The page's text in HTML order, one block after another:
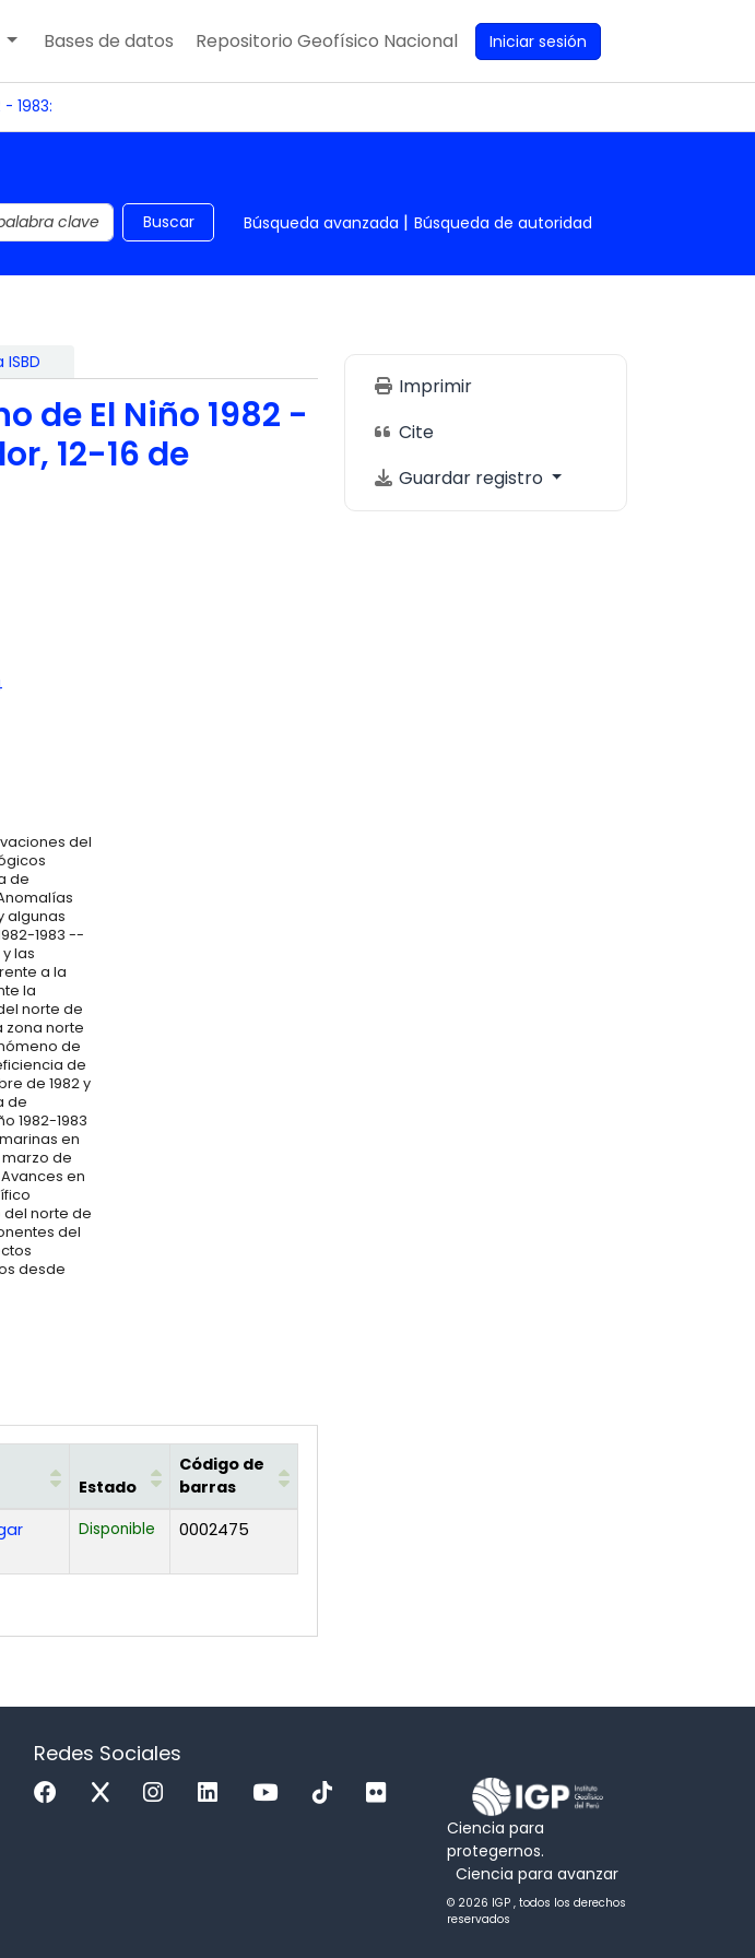
Bases de datos Repositorio Geofísico Nacional Iniciar sesión
1983:
clave Buscar Búsqueda avanzada Búsqueda de autoridad
de El Niño 1982 -
12-16 de
del
de
algunas
1983 --
las
a la
la
norte de
zona norte
de
de
de 1982 y
de
1982-1983
en
de
en
norte de
del
desde
Estado
Código de
barras
Disponible 0002475
Imprimir
Cite
Guardar registro
Redes Sociales
Ciencia para
protegernos.
Ciencia para avanzar
© 2026 IGP , todos los derechos
reservados